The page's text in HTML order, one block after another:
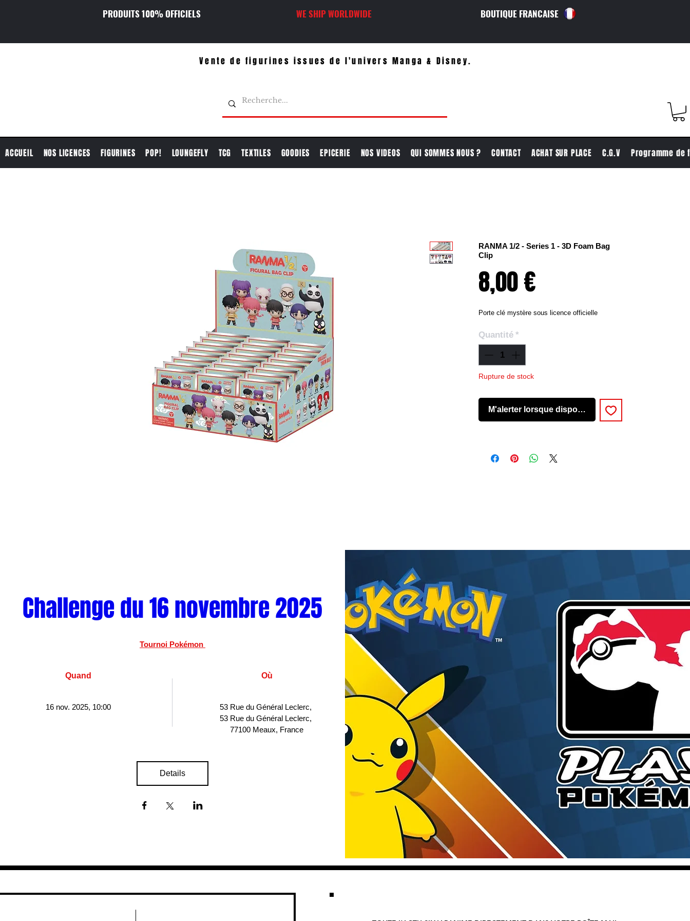
PRODUITS 100% OFFICIELS WE SHIP WORLDWIDE BOUTIQUE FRANCAISE
Vente de figurines issues de l'univers Manga & Disney.
ACCUEIL NOS LICENCES FIGURINES POP! LOUNGEFLY TCG TEXTILES GOODIES EPICERIE NOS VIDEOS QUI SOMMES NOUS ? CONTACT ACHAT SUR PLACE C.G.V Programme de
RANMA 1/2 - Series 1 - 3D Foam Bag
Clip
8,00 €
Porte clé mystère sous licence officielle
Quantité *
Rupture de stock
M'alerter lorsque disponible
Challenge du 16 novembre 2025
Tournoi Pokémon
Quand
16 nov. 2025, 10:00
Où
53 Rue du Général Leclerc,
53 Rue du Général Leclerc,
77100 Meaux, France
Details